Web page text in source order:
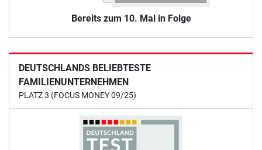
Bereits zum 10. Mal in Folge
DEUTSCHLANDS BELIEBTESTE
FAMILIENUNTERNEHMEN
PLATZ 3 (FOCUS MONEY 09/25)